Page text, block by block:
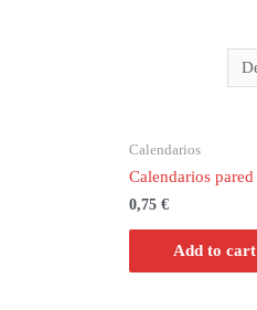
Calendarios
Calendarios pared
0,75 €
Add to cart